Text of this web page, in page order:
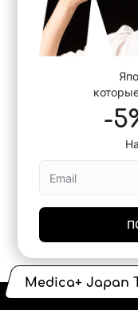
-
Medica+ Japan